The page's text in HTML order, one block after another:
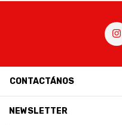
CONTACTÁNOS
NEWSLETTER